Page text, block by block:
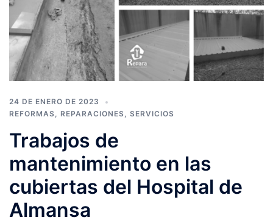
24 DE ENERO DE 2023
REFORMAS, REPARACIONES, SERVICIOS
Trabajos de
mantenimiento en las
cubiertas del Hospital de
Almansa